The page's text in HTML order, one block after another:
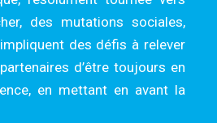
des mutations sociales,
des défis à relever
d’être toujours en
en mettant en avant la